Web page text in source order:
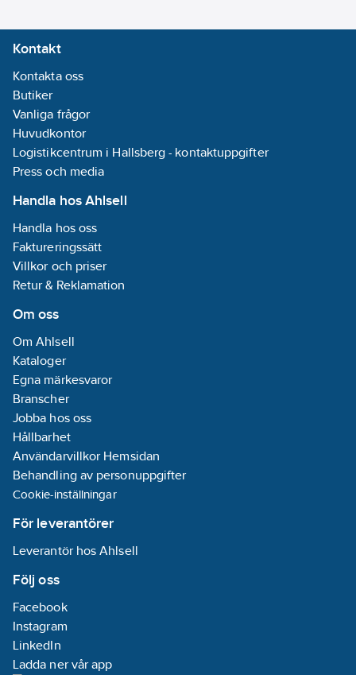
Kontakt
Kontakta oss
Butiker
Vanliga frågor
Huvudkontor
Logistikcentrum i Hallsberg - kontaktuppgifter
Press och media
Handla hos Ahlsell
Handla hos oss
Faktureringssätt
Villkor och priser
Retur & Reklamation
Om oss
Om Ahlsell
Kataloger
Egna märkesvaror
Branscher
Jobba hos oss
Hållbarhet
Användarvillkor Hemsidan
Behandling av personuppgifter
Cookie-inställningar
För leverantörer
Leverantör hos Ahlsell
Följ oss
Facebook
Instagram
LinkedIn
Ladda ner vår app